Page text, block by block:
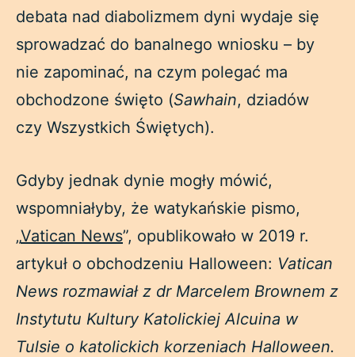
debata nad diabolizmem dyni wydaje się
sprowadzać do banalnego wniosku – by
nie zapominać, na czym polegać ma
obchodzone święto (Sawhain, dziadów
czy Wszystkich Świętych).
Gdyby jednak dynie mogły mówić,
wspomniałyby, że watykańskie pismo,
„Vatican News”, opublikowało w 2019 r.
artykuł o obchodzeniu Halloween: Vatican
News rozmawiał z dr Marcelem Brownem z
Instytutu Kultury Katolickiej Alcuina w
Tulsie o katolickich korzeniach Halloween.